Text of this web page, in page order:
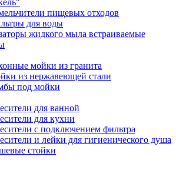
пищевых отходов
для воды
жидкого мыла встраиваемые
мойки из гранита
из нержавеющей стали
под мойки
для ванной
для кухни
с подключением фильтра
и лейки для гигиенического душа
стойки